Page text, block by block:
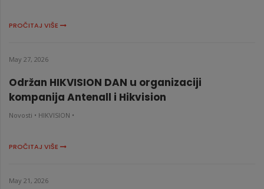
PROČITAJ VIŠE
May 27, 2026
Održan HIKVISION DAN u organizaciji
kompanija Antenall i Hikvision
Novosti • HIKVISION •
PROČITAJ VIŠE
May 21, 2026